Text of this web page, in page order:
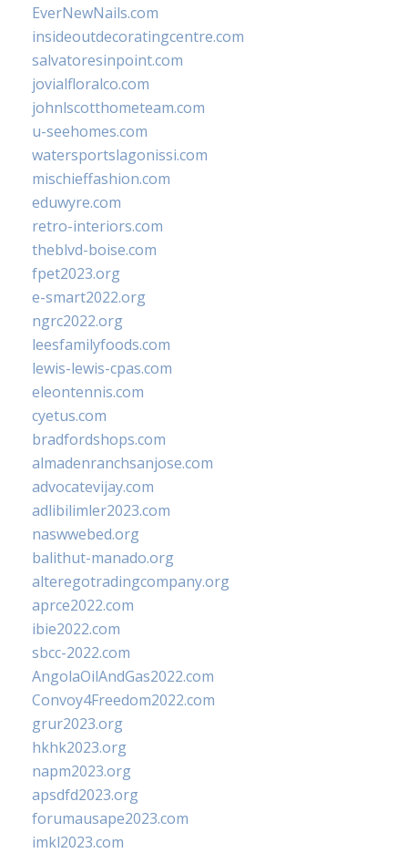
EverNewNails.com
insideoutdecoratingcentre.com
salvatoresinpoint.com
jovialfloralco.com
johnlscotthometeam.com
u-seehomes.com
watersportslagonissi.com
mischieffashion.com
eduwyre.com
retro-interiors.com
theblvd-boise.com
fpet2023.org
e-smart2022.org
ngrc2022.org
leesfamilyfoods.com
lewis-lewis-cpas.com
eleontennis.com
cyetus.com
bradfordshops.com
almadenranchsanjose.com
advocatevijay.com
adlibilimler2023.com
naswwebed.org
balithut-manado.org
alteregotradingcompany.org
aprce2022.com
ibie2022.com
sbcc-2022.com
AngolaOilAndGas2022.com
Convoy4Freedom2022.com
grur2023.org
hkhk2023.org
napm2023.org
apsdfd2023.org
forumausape2023.com
imkl2023.com